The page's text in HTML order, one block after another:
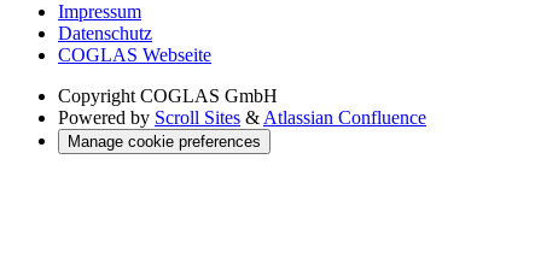
Impressum
Datenschutz
COGLAS Webseite
Copyright COGLAS GmbH
Powered by Scroll Sites & Atlassian Confluence
Manage cookie preferences